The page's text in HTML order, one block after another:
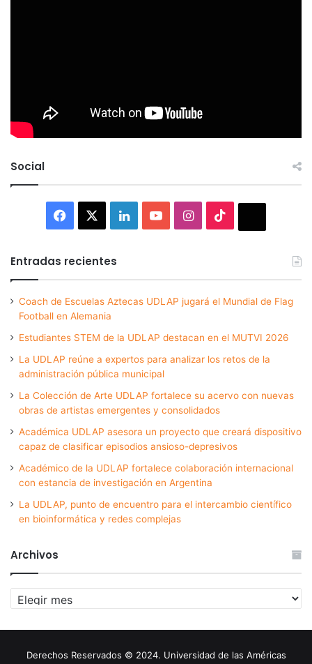
Social
Facebook LinkedInYouTubeInstagram
Entradas recientes
Coach de Escuelas Aztecas UDLAP jugará el Mundial de Flag
Football en Alemania
Estudiantes STEM de la UDLAP destacan en el MUTVI 2026
La UDLAP reúne a expertos para analizar los retos de la
administración pública municipal
La Colección de Arte UDLAP fortalece su acervo con nuevas
obras de artistas emergentes y consolidados
Académica UDLAP asesora un proyecto que creará dispositivo
capaz de clasificar episodios ansioso-depresivos
Académico de la UDLAP fortalece colaboración internacional
con estancia de investigación en Argentina
La UDLAP, punto de encuentro para el intercambio científico
en bioinformática y redes complejas
Archivos
Archivos
Derechos Reservados © 2024. Universidad de las Américas